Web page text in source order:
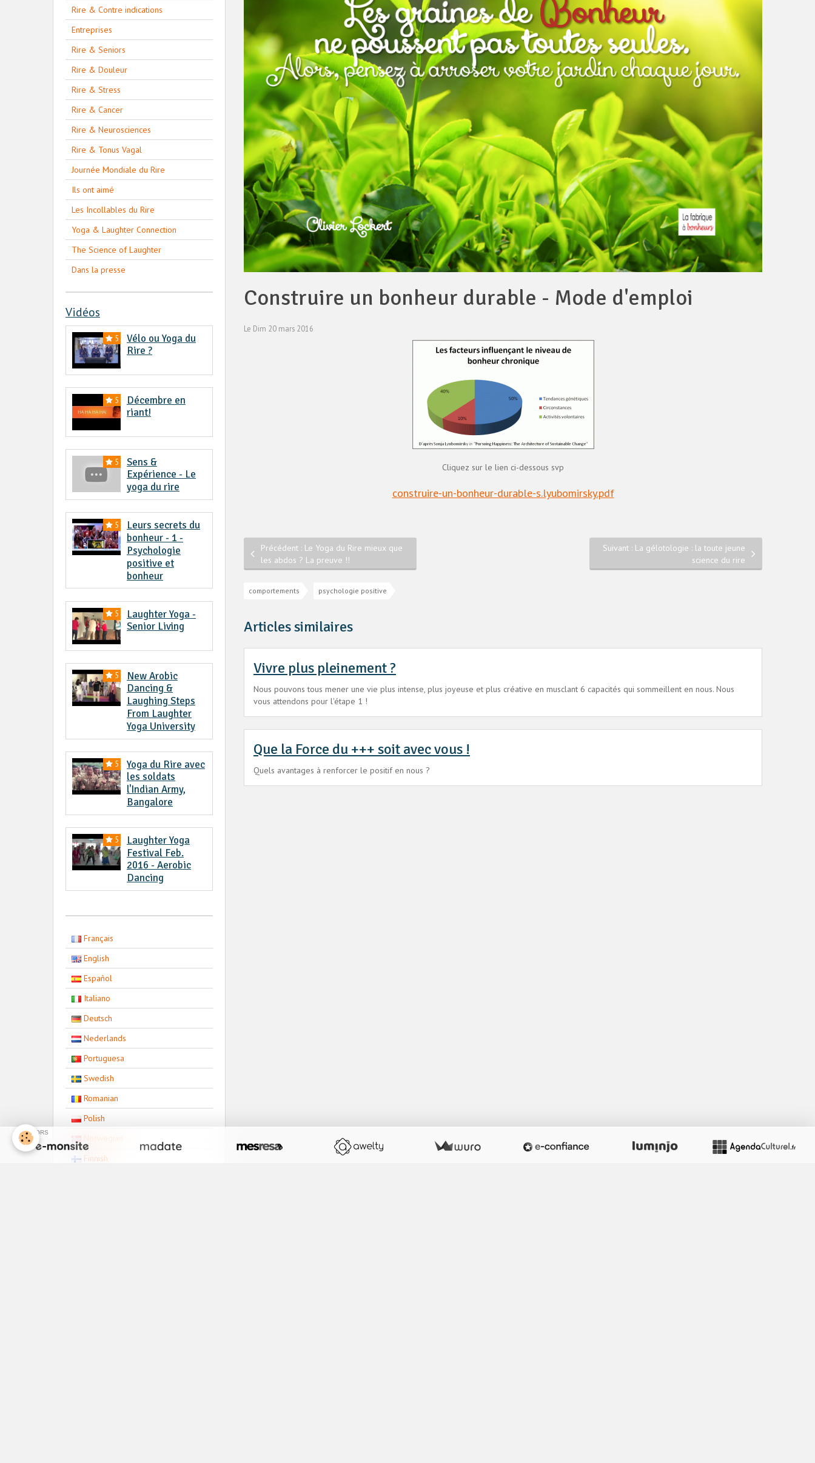
Construire un bonheur durable - Mode d'emploi
Le Dim 20 mars 2016
Cliquez sur le lien ci-dessous svp
construire-un-bonheur-durable-s.lyubomirsky.pdf
Précédent : Le Yoga du Rire mieux que
les abdos ? La preuve !!
Suivant : La gélotologie : la toute jeune
science du rire
comportements psychologie positive
Articles similaires
Vivre plus pleinement ?
Nous pouvons tous mener une vie plus intense, plus joyeuse et plus créative en musclant 6 capacités qui sommeillent en nous. Nous
vous attendons pour l'étape 1 !
Que la Force du +++ soit avec vous !
Quels avantages à renforcer le positif en nous ?
Rire & Contre indications
Entreprises
Rire & Seniors
Rire & Douleur
Rire & Stress
Rire & Cancer
Rire & Neurosciences
Rire & Tonus Vagal
Journée Mondiale du Rire
Ils ont aimé
Les Incollables du Rire
Yoga & Laughter Connection
The Science of Laughter
Dans la presse
Vidéos
5
Vélo ou Yoga du
Rire ?
5
Décembre en
riant!
5
Sens &
Expérience - Le
yoga du rire
5
Leurs secrets du
bonheur - 1 -
Psychologie
positive et
bonheur
5
Laughter Yoga -
Senior Living
5
New Arobic
Dancing &
Laughing Steps
From Laughter
Yoga University
5
Yoga du Rire avec
les soldats
l'Indian Army,
Bangalore
5
Laughter Yoga
Festival Feb.
2016 - Aerobic
Dancing
Français
English
Español
Italiano
Deutsch
Nederlands
Portuguesa
Swedish
Romanian
Polish
Norwegian
Finnish
SPONSORS